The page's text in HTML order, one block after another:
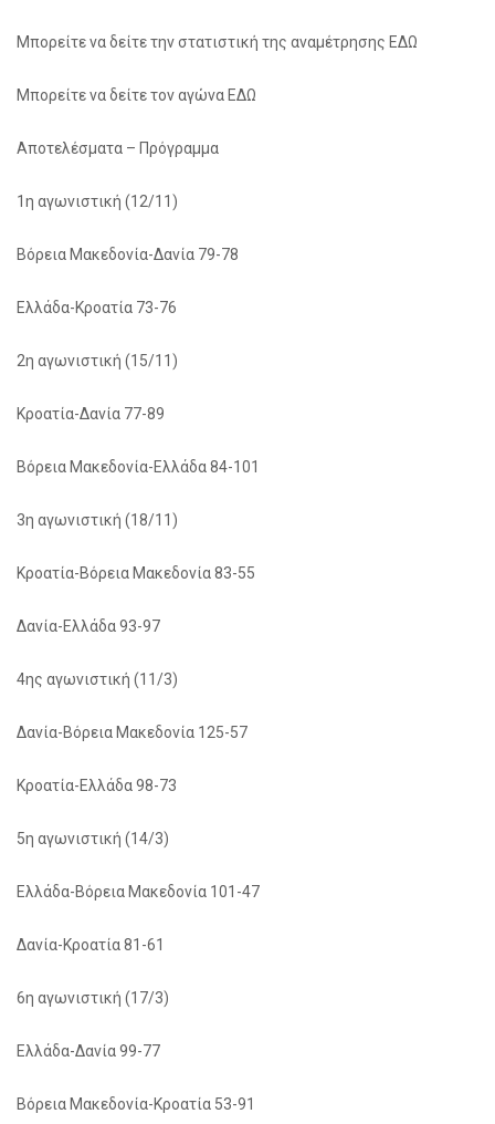
Μπορείτε να δείτε την στατιστική της αναμέτρησης ΕΔΩ
Μπορείτε να δείτε τον αγώνα ΕΔΩ
Αποτελέσματα – Πρόγραμμα
1η αγωνιστική (12/11)
Βόρεια Μακεδονία-Δανία 79-78
Ελλάδα-Κροατία 73-76
2η αγωνιστική (15/11)
Κροατία-Δανία 77-89
Βόρεια Μακεδονία-Ελλάδα 84-101
3η αγωνιστική (18/11)
Κροατία-Βόρεια Μακεδονία 83-55
Δανία-Ελλάδα 93-97
4ης αγωνιστική (11/3)
Δανία-Βόρεια Μακεδονία 125-57
Κροατία-Ελλάδα 98-73
5η αγωνιστική (14/3)
Ελλάδα-Βόρεια Μακεδονία 101-47
Δανία-Κροατία 81-61
6η αγωνιστική (17/3)
Ελλάδα-Δανία 99-77
Βόρεια Μακεδονία-Κροατία 53-91